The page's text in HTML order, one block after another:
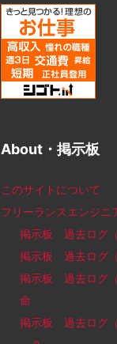
About・掲示板
このサイトについて
フリーランスエンジ
掲示板 過去ログ
掲示板 過去ログ
掲示板 過去ログ
命
掲示板 過去ログ